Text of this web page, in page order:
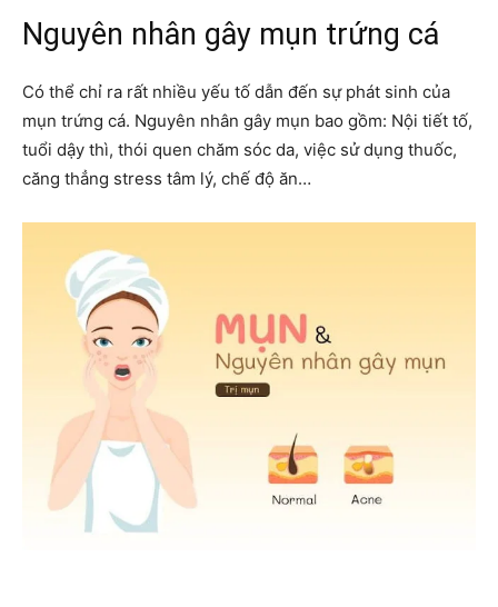
Nguyên nhân gây mụn trứng cá
Có thể chỉ ra rất nhiều yếu tố dẫn đến sự phát sinh của
mụn trứng cá. Nguyên nhân gây mụn bao gồm: Nội tiết tố,
tuổi dậy thì, thói quen chăm sóc da, việc sử dụng thuốc,
căng thẳng stress tâm lý, chế độ ăn…